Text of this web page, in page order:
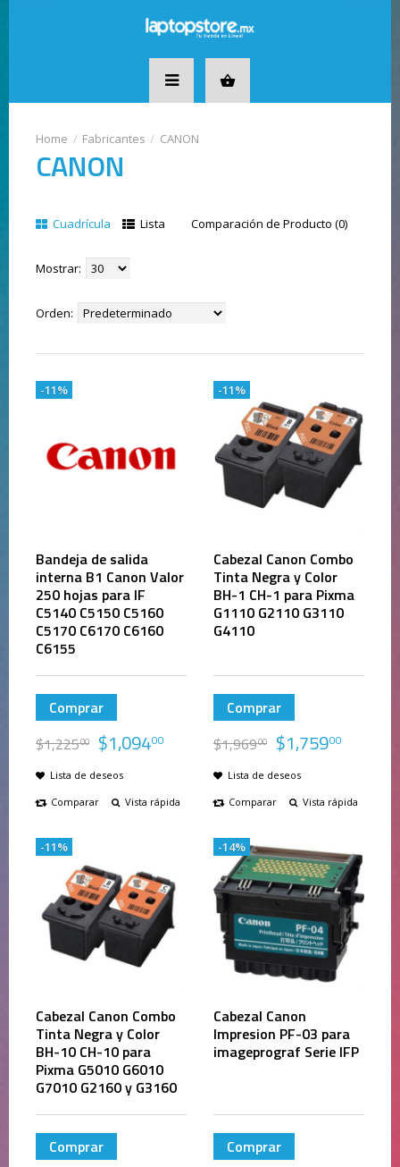
Fabricantes CANON
CANON
Cuadrícula Lista Comparación de Producto (0)
Mostrar:
Orden:
Bandeja de salida
interna B1 Canon Valor
250 hojas para IF
C5140 C5150 C5160
C5170 C6170 C6160
C6155
Comprar
$1,22500 $1,09400
Lista de deseos
Comparar
Vista rápida
-11%
Cabezal Canon Combo
Tinta Negra y Color
BH-1 CH-1 para Pixma
G1110 G2110 G3110
G4110
Comprar
$1,96900 $1,75900
Lista de deseos
Comparar
Vista rápida
-11%
Cabezal Canon Combo
Tinta Negra y Color
BH-10 CH-10 para
Pixma G5010 G6010
G7010 G2160 y G3160
Comprar
-11%
Cabezal Canon
Impresion PF-03 para
imageprograf Serie IFP
Comprar
-14%